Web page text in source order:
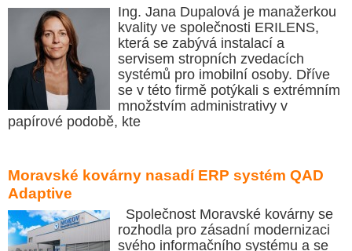
Ing. Jana Dupalová je manažerkou
kvality ve společnosti ERILENS,
která se zabývá instalací a
servisem stropních zvedacích
systémů pro imobilní osoby. Dříve
se v této firmě potýkali s extrémním
množstvím administrativy v
papírové podobě, kte
Moravské kovárny nasadí ERP systém QAD
Adaptive
Společnost Moravské kovárny se
rozhodla pro zásadní modernizaci
svého informačního systému a se